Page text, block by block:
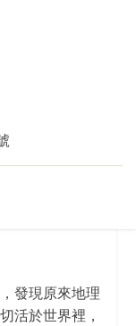
發現原來地理
活於世界裡，